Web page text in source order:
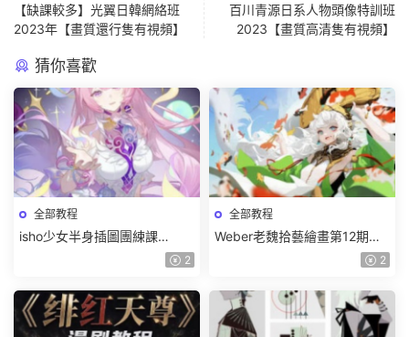
【缺課較多】光翼日韓網絡班
2023年【畫質還行隻有視頻】
百川青源日系人物頭像特訓班
2023【畫質高清隻有視頻】
猜你喜歡
全部教程
isho少女半身插圖團練課
2026【畫質高清隻有視頻】 2
全部教程
Weber老魏拾藝繪畫第12期角
色特訓班【畫質不錯隻有視
2